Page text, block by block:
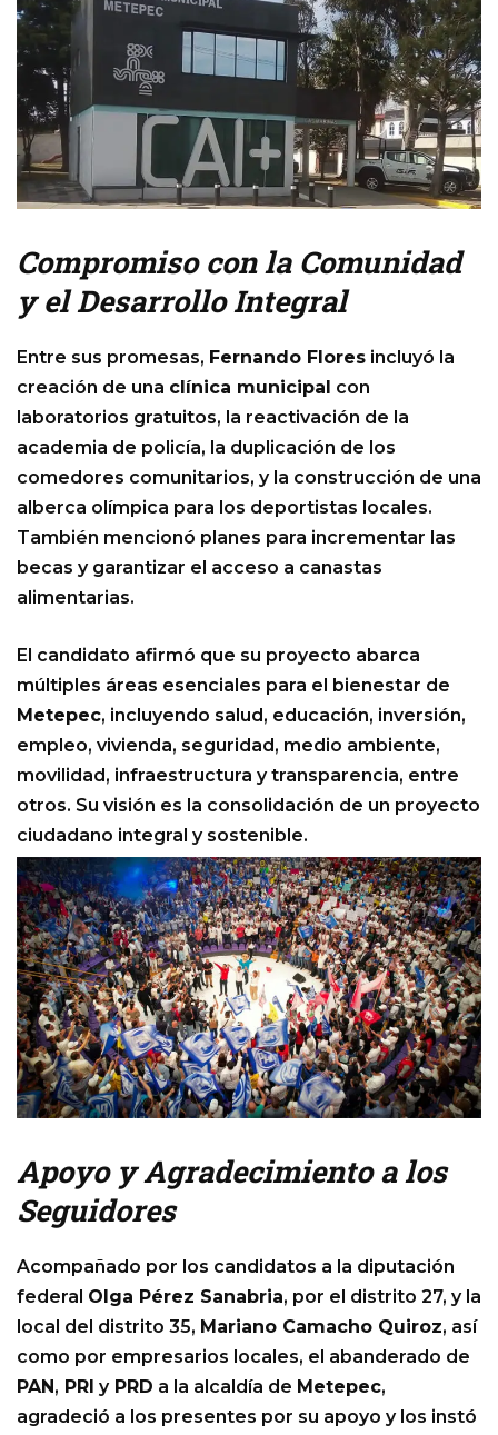
Compromiso con la Comunidad
y el Desarrollo Integral
Entre sus promesas, Fernando Flores incluyó la
creación de una clínica municipal con
laboratorios gratuitos, la reactivación de la
academia de policía, la duplicación de los
comedores comunitarios, y la construcción de una
alberca olímpica para los deportistas locales.
También mencionó planes para incrementar las
becas y garantizar el acceso a canastas
alimentarias.
El candidato afirmó que su proyecto abarca
múltiples áreas esenciales para el bienestar de
Metepec, incluyendo salud, educación, inversión,
empleo, vivienda, seguridad, medio ambiente,
movilidad, infraestructura y transparencia, entre
otros. Su visión es la consolidación de un proyecto
ciudadano integral y sostenible.
Apoyo y Agradecimiento a los
Seguidores
Acompañado por los candidatos a la diputación
federal Olga Pérez Sanabria, por el distrito 27, y la
local del distrito 35, Mariano Camacho Quiroz, así
como por empresarios locales, el abanderado de
PAN , PRI yPRD a la alcaldía de Metepec,
agradeció a los presentes por su apoyo y los instó